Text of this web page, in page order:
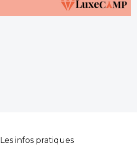
Les infos pratiques